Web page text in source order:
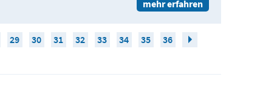
mehr erfahren
29 30 31 32 33 34 35 36